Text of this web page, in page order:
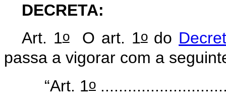
DECRETA:
Art. 1oO art. 1odo
passa a vigorar com a
“Art. 1o